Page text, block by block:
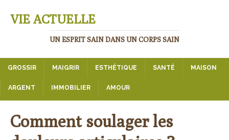
VIE ACTUELLE
UN ESPRIT SAIN DANS UN CORPS SAIN
GROSSIR MAIGRIR ESTHÉTIQUE SANTÉ MAISON
ARGENT IMMOBILIER AMOUR
Comment soulager les